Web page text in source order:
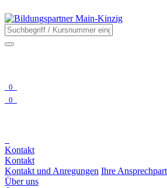
0
0
Kontakt
Kontakt
Kontakt und Anregungen Ihre
Über uns